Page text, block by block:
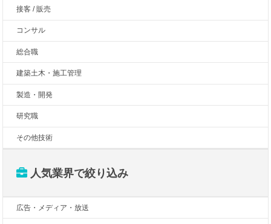
接客 / 販売
コンサル
総合職
建築土木・施工管理
製造・開発
研究職
その他技術
人気業界で絞り込み
広告・メディア・放送